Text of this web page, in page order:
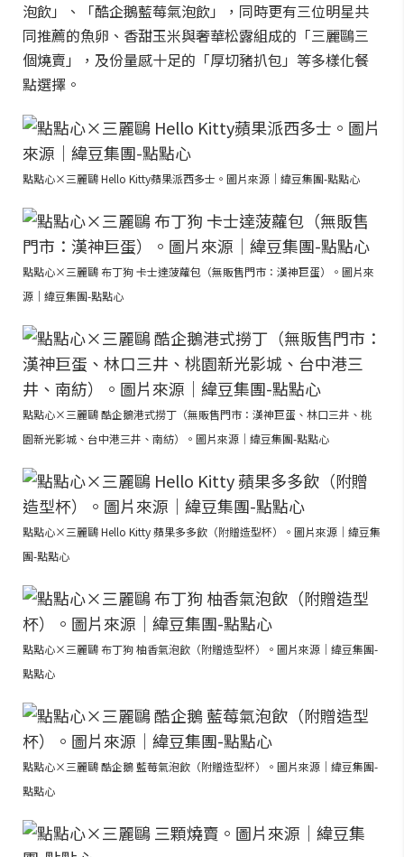
泡飲」、「酷企鵝藍莓氣泡飲」，同時更有三位明星共
同推薦的魚卵、香甜玉米與奢華松露組成的「三麗鷗三
個燒賣」，及份量感十足的「厚切豬扒包」等多樣化餐
點選擇。
點點心×三麗鷗 Hello Kitty蘋果派西多士。圖片來源｜緯豆集團-點點心
點點心×三麗鷗 布丁狗 卡士達菠蘿包（無販售門市：漢神巨蛋）。圖片來
源｜緯豆集團-點點心
點點心×三麗鷗 酷企鵝港式撈丁（無販售門市：漢神巨蛋、林口三井、桃
園新光影城、台中港三井、南紡）。圖片來源｜緯豆集團-點點心
點點心×三麗鷗 Hello Kitty 蘋果多多飲（附贈造型杯）。圖片來源｜緯豆集
團-點點心
點點心×三麗鷗 布丁狗 柚香氣泡飲（附贈造型杯）。圖片來源｜緯豆集團-
點點心
點點心×三麗鷗 酷企鵝 藍莓氣泡飲（附贈造型杯）。圖片來源｜緯豆集團-
點點心